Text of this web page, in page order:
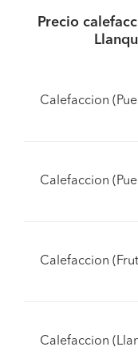
Precio
Calefaccion
Calefaccion
Calefaccion
Calefaccion